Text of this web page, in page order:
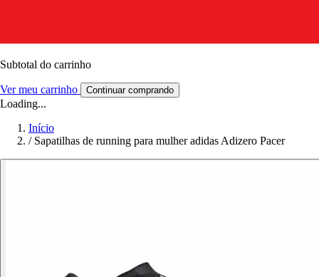
Subtotal do carrinho
Ver meu carrinho Continuar comprando
Loading...
Início
/ Sapatilhas de running para mulher adidas Adizero Pacer